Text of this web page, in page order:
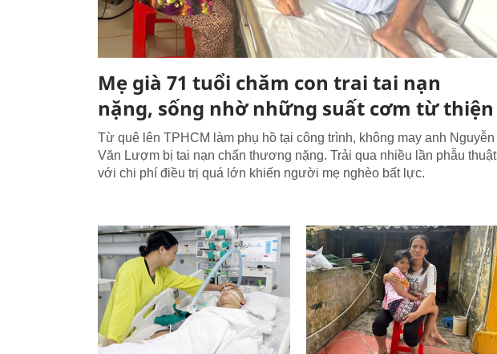
Mẹ già 71 tuổi chăm con trai tai nạn
nặng, sống nhờ những suất cơm từ thiện
Từ quê lên TPHCM làm phụ hồ tại công trình, không may anh Nguyễn
Văn Lượm bị tai nạn chấn thương nặng. Trải qua nhiều lần phẫu thuật
với chi phí điều trị quá lớn khiến người mẹ nghèo bất lực.